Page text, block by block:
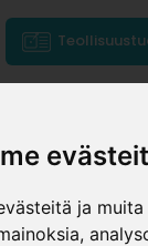
ja
kiskot Vetimet